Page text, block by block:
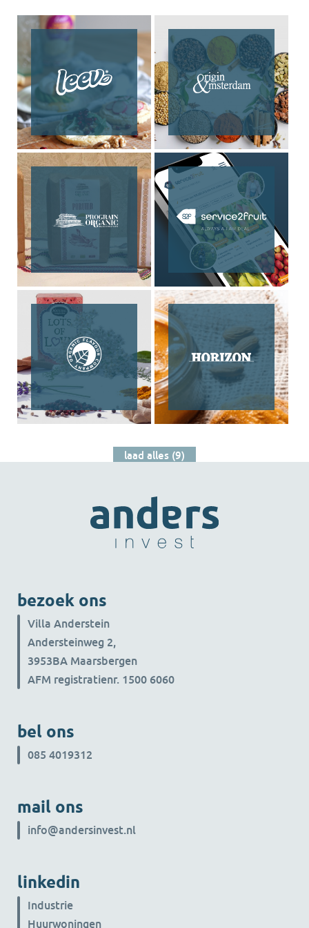
laad alles (9)
bezoek ons
Villa Anderstein
Andersteinweg 2,
3953BA Maarsbergen
AFM registratienr. 1500 6060
bel ons
085 4019312
mail ons
info@andersinvest.nl
linkedin
Industrie
Huurwoningen